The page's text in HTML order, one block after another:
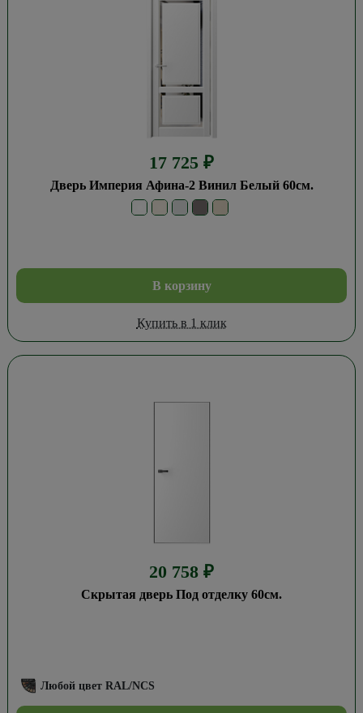
17 725 ₽
Дверь Империя Афина-2 Винил Белый 60см.
В корзину
Купить в 1 клик
20 758 ₽
Скрытая дверь Под отделку 60см.
Любой цвет RAL/NCS